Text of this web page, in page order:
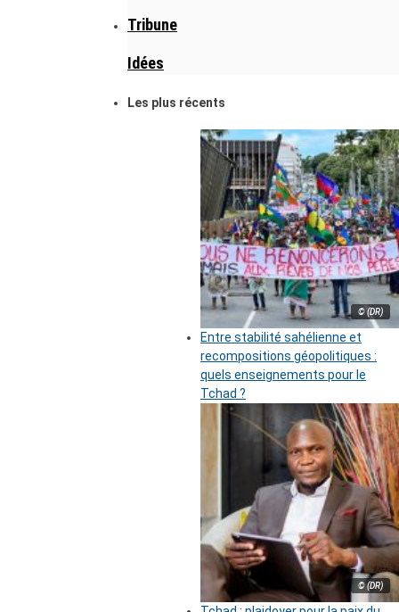
Tribune
Idées
Les plus récents
© (DR)
Entre stabilité sahélienne et
recompositions géopolitiques :
quels enseignements pour le
Tchad ?
© (DR)